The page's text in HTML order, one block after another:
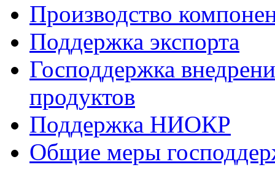
Производство
Поддержка экспорта
Господдержка
продуктов
Поддержка НИОКР
Общие меры